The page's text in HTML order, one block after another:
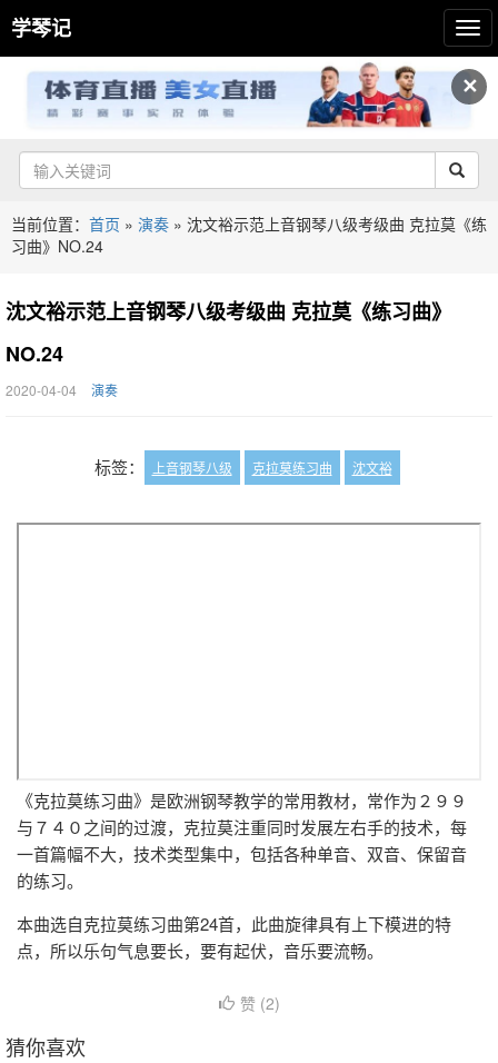
✕
学琴记
当前位置： 首页 » 演奏 » 沈文裕示范上音钢琴八级考级曲 克拉莫《练
习曲》NO.24
沈文裕示范上音钢琴八级考级曲 克拉莫《练习曲》
NO.24
2020-04-04 演奏
标签： 上音钢琴八级 克拉莫练习曲 沈文裕
《克拉莫练习曲》是欧洲钢琴教学的常用教材，常作为２９９
与７４０之间的过渡，克拉莫注重同时发展左右手的技术，每
一首篇幅不大，技术类型集中，包括各种单音、双音、保留音
的练习。
本曲选自克拉莫练习曲第24首，此曲旋律具有上下模进的特
点，所以乐句气息要长，要有起伏，音乐要流畅。
赞 (2)
猜你喜欢